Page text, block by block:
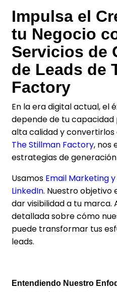
Impulsa el
tu Negocio
Servicios de
de Leads de
Factory
En la era digital actual, el
depende de tu
alta calidad y convertirlos
The Stillman Factory, nos
estrategias de generación
Usamos Email Marketing
LinkedIn. Nuestro objetivo
dar visibilidad a tu marca.
detallada sobre cómo
puede transformar tus
leads.
Entendiendo Nuestro